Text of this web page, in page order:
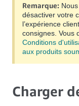
Remarque:
désactiver votre
l’expérience
consignes. Vous
Conditions
aux produits
Charger